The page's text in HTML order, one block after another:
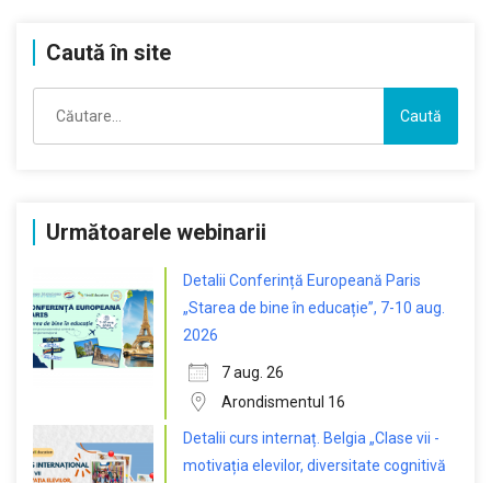
Caută în site
după:
Următoarele webinarii
Detalii Conferință Europeană Paris
„Starea de bine în educație”, 7-10 aug.
2026
7 aug. 26
Arondismentul 16
Detalii curs internaț. Belgia „Clase vii -
motivația elevilor, diversitate cognitivă